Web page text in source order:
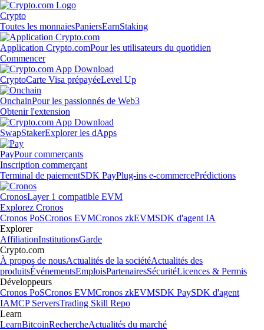
Crypto
Toutes les monnaiesPaniersEarnStaking
Application Crypto.comPour les utilisateurs du quotidien
Commencer
CryptoCarte Visa prépayéeLevel Up
OnchainPour les passionnés de Web3
Obtenir l'extension
SwapStakerExplorer les dApps
PayPour commerçants
Inscription commerçant
Terminal de paiementSDK PayPlug-ins e-commercePrédictions
CronosLayer 1 compatible EVM
Explorez Cronos
Cronos PoSCronos EVMCronos zkEVMSDK d'agent IA
Explorer
AffiliationInstitutionsGarde
Crypto.com
À propos de nousActualités de la sociétéActualités des
produitsÉvénementsEmploisPartenairesSécuritéLicences & Permis
Développeurs
Cronos PoSCronos EVMCronos zkEVMSDK PaySDK d'agent
IAMCP ServersTrading Skill Repo
Learn
LearnBitcoinRechercheActualités du marché